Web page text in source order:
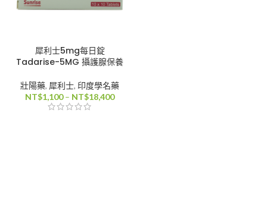
犀利士5mg每日錠
Tadarise-5MG 攝護腺保養
壯陽藥, 犀利士, 印度學名藥
NT$1,100 – NT$18,400價